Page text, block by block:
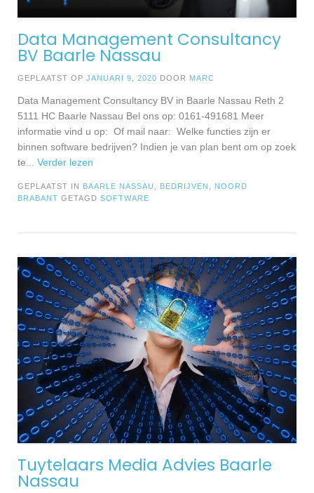
Data Management Consultancy
BV Baarle Nassau
GEPLAATST OP JANUARI 9, 2020 DOOR MARC
Data Management Consultancy BV in Baarle Nassau Reth 2
5111 HC Baarle Nassau Bel ons op: 0161-491681 Meer
informatie vind u op: Of mail naar: Welke functies zijn er
binnen software bedrijven? Indien je van plan bent om op zoek
te ... Verder lezen
GEPLAATST IN BAARLE NASSAU BEDRIJVEN
NOORD
BRABANT GETAGD SOFTWARE
Tuytelaars Media Advies Baarle
Nassau